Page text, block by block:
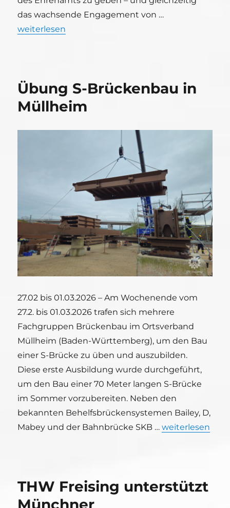
das wachsende Engagement von …
„Mitmachaktion zum Internationalen Frauentag –
weiterlesen
Übung S-Brückenbau in
Müllheim
27.02 bis 01.03.2026 – Am Wochenende vom
27.2. bis 01.03.2026 trafen sich mehrere
Fachgruppen Brückenbau im Ortsverband
Müllheim (Baden-Württemberg), um den Bau
einer S-Brücke zu üben und auszubilden.
Diese erste Ausbildung wurde durchgeführt,
um den Bau einer 70 Meter langen S-Brücke
im Sommer vorzubereiten. Neben den
bekannten Behelfsbrückensystemen Bailey, D,
Mabey und der Bahnbrücke SKB …„Übung S-
weiterlesen
THW Freising unterstützt
Münchner